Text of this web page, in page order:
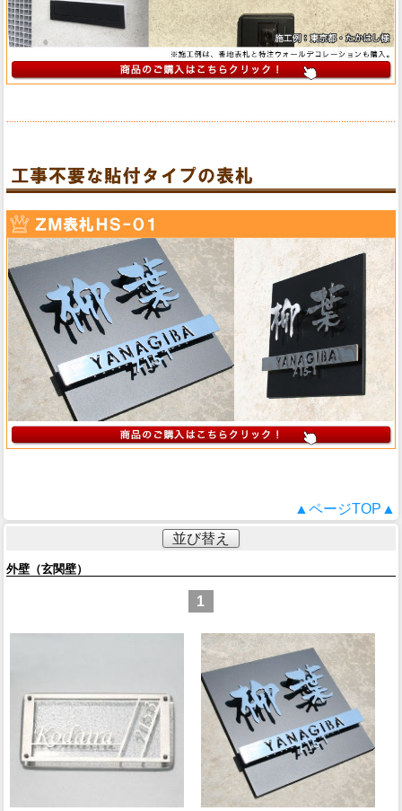
▲ページTOP▲
並び替え
外壁（玄関壁）
1